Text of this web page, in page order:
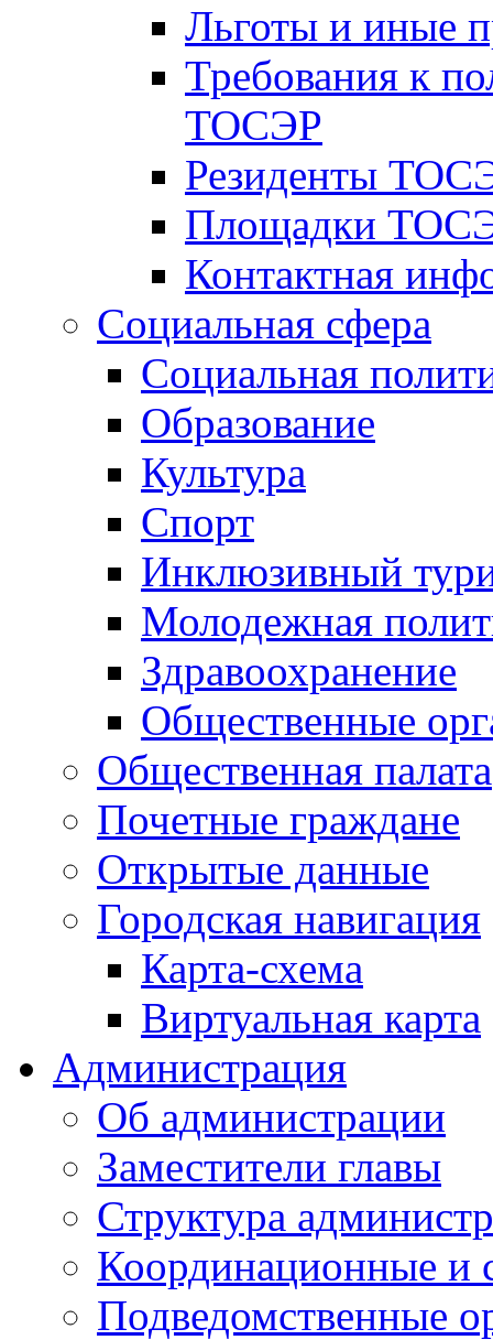
Льготы и иные
Требования к
ТОСЭР
Резиденты
Площадки
Контактная
Социальная сфера
Социальная
Образование
Культура
Спорт
Инклюзивный
Молодежная
Здравоохранение
Общественные
Общественная палата
Почетные граждане
Открытые данные
Городская навигация
Карта-схема
Виртуальная карта
Администрация
Об администрации
Заместители главы
Структура
Координационные и
Подведомственные